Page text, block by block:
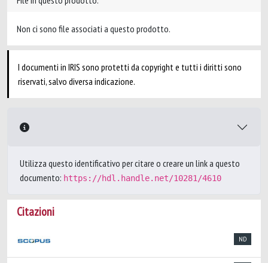
Non ci sono file associati a questo prodotto.
I documenti in IRIS sono protetti da copyright e tutti i diritti sono
riservati, salvo diversa indicazione.
Utilizza questo identificativo per citare o creare un link a questo
documento: https://hdl.handle.net/10281/4610
Citazioni
ND